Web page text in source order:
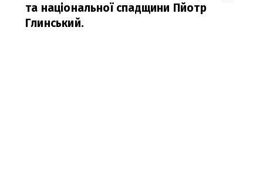
та національної спадщини Пйотр
Глинський.